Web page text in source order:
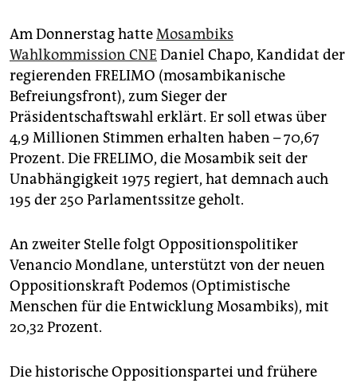
Am Donnerstag hatteMosambiks
Wahlkommission CNE Daniel Chapo, Kandidat der
regierenden FRELIMO (mosambikanische
Befreiungsfront), zum Sieger der
Präsidentschaftswahl erklärt. Er soll etwas über
4,9 Millionen Stimmen erhalten haben – 70,67
Prozent. Die FRELIMO, die Mosambik seit der
Unabhängigkeit 1975 regiert, hat demnach auch
195 der 250 Parlamentssitze geholt.
An zweiter Stelle folgt Oppositionspolitiker
Venancio Mondlane, unterstützt von der neuen
Oppositionskraft Podemos (Optimistische
Menschen für die Entwicklung Mosambiks), mit
20,32 Prozent.
Die historische Oppositionspartei und frühere